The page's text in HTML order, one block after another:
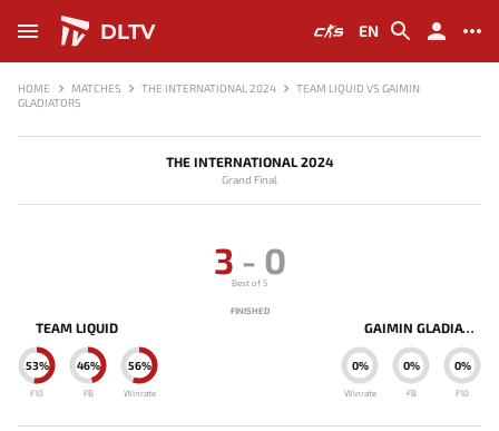
DLTV EN
HOME MATCHES THE INTERNATIONAL 2024
TEAM LIQUID VS GAIMIN
GLADIATORS
THE INTERNATIONAL 2024
Grand Final
TEAM LIQUID
56%
Winrate
46%
FB
53%
F10
3 - 0
Best of 5
FINISHED
GAIMIN GLADIATORS
0%
Winrate
0%
FB
0%
F10